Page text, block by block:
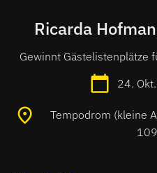
Ricarda
Gewinnt Gästelistenplätze
24.
Tempodrom (kleine